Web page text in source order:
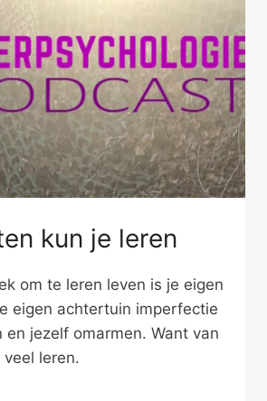
kun je leren
om te leren leven is je eigen
eigen achtertuin imperfectie
en jezelf omarmen. Want van
leren.